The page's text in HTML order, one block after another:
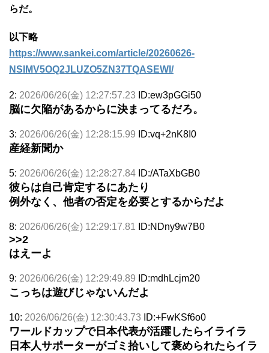
らだ。
以下略
https://www.sankei.com/article/20260626-
NSIMV5OQ2JLUZO5ZN37TQASEWI/
2: 2026/06/26(金) 12:27:57.23 ID:ew3pGGi50
脳に欠陥があるからに決まってるだろ。
3: 2026/06/26(金) 12:28:15.99 ID:vq+2nK8I0
産経新聞か
5: 2026/06/26(金) 12:28:27.84 ID:/ATaXbGB0
彼らは自己肯定するにあたり
例外なく、他者の否定を必要とするからだよ
8: 2026/06/26(金) 12:29:17.81 ID:NDny9w7B0
>>2
はえーよ
9: 2026/06/26(金) 12:29:49.89 ID:mdhLcjm20
こっちは遊びじゃないんだよ
10: 2026/06/26(金) 12:30:43.73 ID:+FwKSf6o0
ワールドカップで日本代表が活躍したらイライラ
日本人サポーターがゴミ拾いして褒められたらイラ